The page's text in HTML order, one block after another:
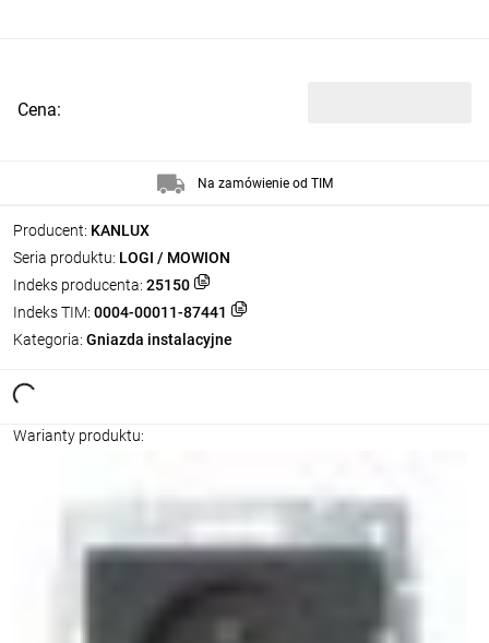
Producent: KANLUX
Seria produktu: LOGI / MOWION
Indeks producenta: 25150
Indeks TIM: 0004-00011-87441
Kategoria: Gniazda instalacyjne
Warianty produktu:
Cena:
Na zamówienie od TIM